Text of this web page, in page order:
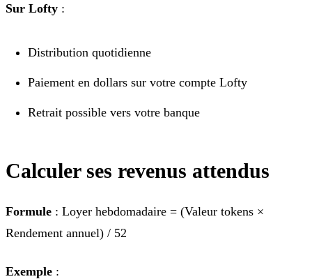
Sur Lofty :
Distribution quotidienne
Paiement en dollars sur votre compte Lofty
Retrait possible vers votre banque
Calculer ses revenus attendus
Formule : Loyer hebdomadaire = (Valeur tokens ×
Rendement annuel) / 52
Exemple :